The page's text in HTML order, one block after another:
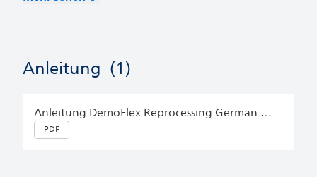
Anleitung (1)
PDF
Anleitung DemoFlex Reprocessing German (Germany)